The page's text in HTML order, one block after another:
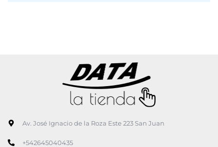
Av. José Ignacio de la Roza Este 223 San Juan
+542645040435